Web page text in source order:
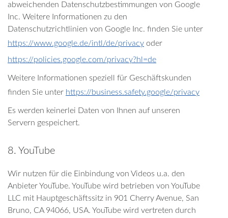
abweichenden Datenschutzbestimmungen von Google
Inc. Weitere Informationen zu den
Datenschutzrichtlinien von Google Inc. finden Sie unter
https://www.google.de/intl/de/privacy oder
https://policies.google.com/privacy?hl=de
Weitere Informationen speziell für Geschäftskunden
finden Sie unter https://business.safety.google/privacy
Es werden keinerlei Daten von Ihnen auf unseren
Servern gespeichert.
8. YouTube
Wir nutzen für die Einbindung von Videos u.a. den
Anbieter YouTube. YouTube wird betrieben von YouTube
LLC mit Hauptgeschäftssitz in 901 Cherry Avenue, San
Bruno, CA 94066, USA. YouTube wird vertreten durch